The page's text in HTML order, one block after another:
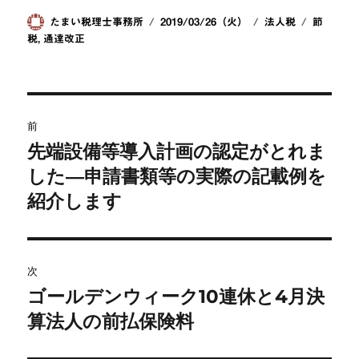
c
e
o
k
e e ck
投
稿
たまい税理士事務所
投
2019/03/26（火）
カ
法人税
タ
節
税, 通達改正
稿
ナ
ビ
ゲ
ー
シ
前
前
の
投
先端設備等導入計画の認定がとれま
した―申請書類等の実際の記載例を
紹介します
次
次
の
ゴールデンウィーク10連休と4月決
算法人の前払保険料